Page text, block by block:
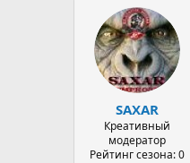
м
н
а
ч
а
л
а
SAXAR
Креативный
модератор
Рейтинг сезона: 0